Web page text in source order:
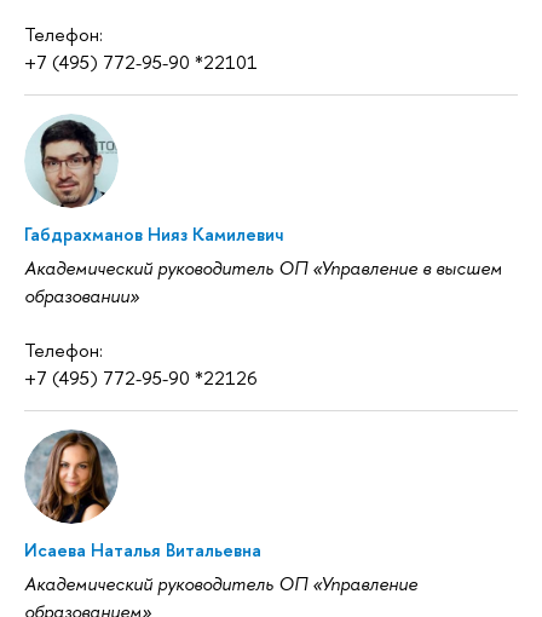
Телефон:
+7 (495) 772-95-90 *22101
Габдрахманов Нияз Камилевич
Академический руководитель ОП «Управление в высшем
образовании»‎
Телефон:
+7 (495) 772-95-90 *22126
Исаева Наталья Витальевна
Академический руководитель ОП «Управление
образованием»‎